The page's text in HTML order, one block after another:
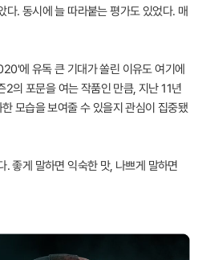
다. 동시에 늘 따라붙는 평가도 있었다. 매
에 유독 큰 기대가 쏠린 이유도 여기에
2의 포문을 여는 작품인 만큼, 지난 11년
모습을 보여줄 수 있을지 관심이 집중됐
. 좋게 말하면 익숙한 맛, 나쁘게 말하면